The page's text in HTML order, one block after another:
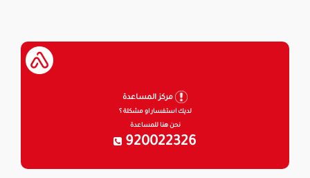
مركز المساعدة
لديك استفسار او مشكلة ؟
نحن هنا للمساعدة
920022326